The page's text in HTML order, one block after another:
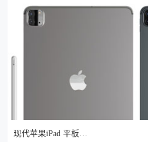
现代苹果iPad 平板电脑3d模型